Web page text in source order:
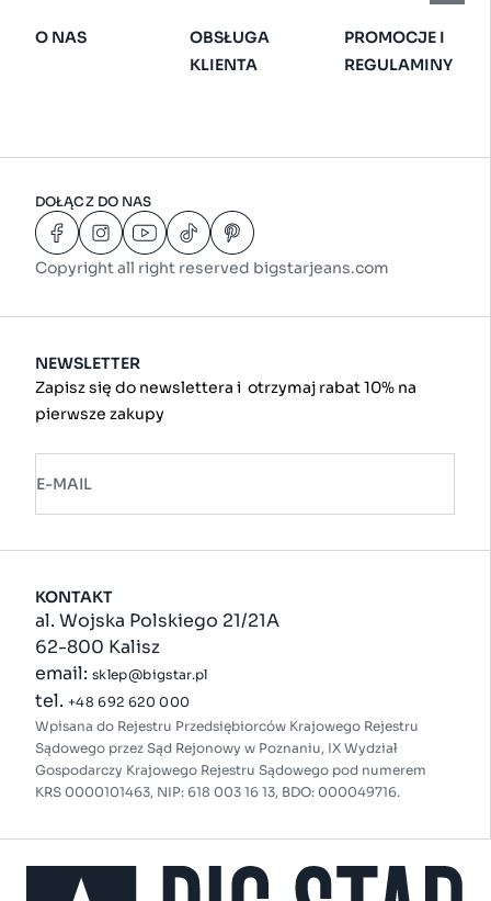
KONTAKT
al. Wojska Polskiego 21/21A
62-800 Kalisz
email: sklep@bigstar.pl
tel. +48 692 620 000
Wpisana do Rejestru Przedsiębiorców Krajowego Rejestru
Sądowego przez Sąd Rejonowy w Poznaniu, IX Wydział
Gospodarczy Krajowego Rejestru Sądowego pod numerem
KRS 0000101463, NIP: 618 003 16 13, BDO: 000049716.
O NAS
OBSŁUGA
KLIENTA
PROMOCJE I
REGULAMINY
DOŁĄCZ DO NAS
Copyright all right reserved bigstarjeans.com
NEWSLETTER
Zapisz się do newslettera i otrzymaj rabat 10% na
pierwsze zakupy
E-MAIL